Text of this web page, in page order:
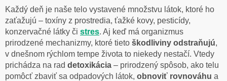
Každý deň je naše telo vystavené množstvu látok, ktoré ho
zaťažujú – toxíny z prostredia, ťažké kovy, pesticídy,
konzervačné látky či stres. Aj keď má organizmus
prirodzené mechanizmy, ktoré tieto škodliviny odstraňujú,
v dnešnom rýchlom tempe života to niekedy nestačí. Vtedy
prichádza na rad detoxikácia – prirodzený spôsob, ako telu
pomôcť zbaviť sa odpadových látok, obnoviť rovnováhu a